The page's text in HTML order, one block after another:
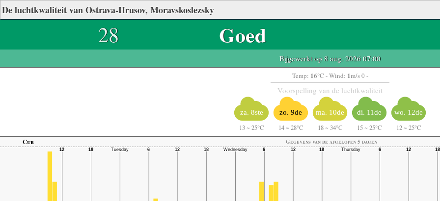
De luchtkwaliteit van Ostrava-Hrusov, Moravskoslezsky
28 Goed
Bijgewerkt op 8 aug. 2026 07:00
Temp: 16°C - Wind: 1m/s 0 -
Voorspelling van de luchtkwaliteit
za. 8ste
13 ~ 25°C
zo. 9de
14 ~ 28°C
ma. 10de
18 ~ 34°C
di. 11de
15 ~ 25°C
wo. 12de
12 ~ 25°C
Cur
Gegevens van de afgelopen 5 dagen